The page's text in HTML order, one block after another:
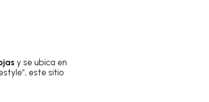
y se ubica en
este sitio